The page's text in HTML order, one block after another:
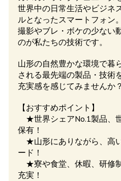
世界中の日常生活やビジネ
ルとなったスマートフォン
撮影やブレ・ボケの少ない
のが私たちの技術です。
山形の自然豊かな環境で暮
される最先端の製品・技術
充実感を感じてみませんか？
【おすすめポイント】
★世界シェアNo.1製品、
保有！
★山形にありながら、高
ード！
★寮や食堂、休暇、研修
充実！